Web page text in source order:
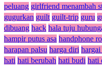
peluang girlfriend menambah
gugurkan guilt guilt-trip guru
dibuang hack hala tuju
hampir putus asa handphone
harapan palsu harga diri
hati hati berubah hati budi hati